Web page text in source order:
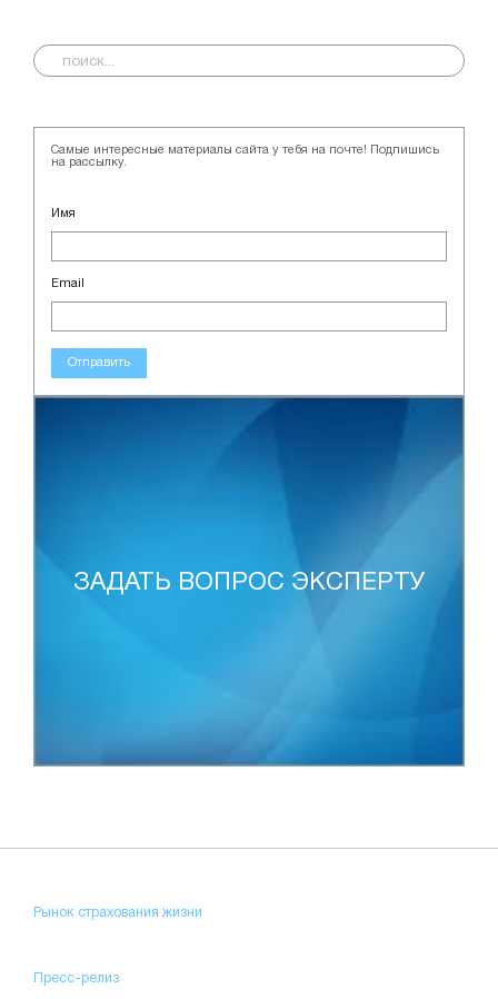
Самые интересные материалы сайта у тебя на почте! Подпишись
на рассылку.
Имя
Email
Отправить
ЗАДАТЬ ВОПРОС ЭКСПЕРТУ
Рынок страхования жизни
Пресс-релиз